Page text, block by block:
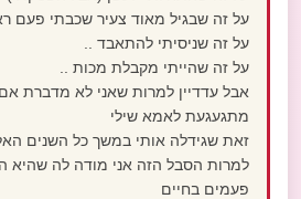
על זה שבגיל מאוד צעיר שכבתי פעם
על זה שניסיתי להתאבד ..
על זה שהייתי מקבלת מכות ..
אבל עדדיין למרות שאני לא מדברת
מתגעגעת לאמא שילי
זאת שגידלה אותי במשך כל השנים
למרות הסבל הזה אני מודה לה שהיא
פעמים בחיים